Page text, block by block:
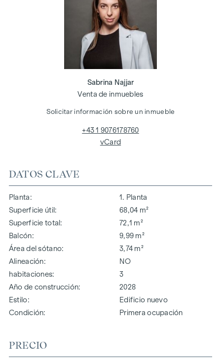
DATOS CLAVE
Planta
1. Planta
Superficie útil
68,04 m²
Superficie total
72,1 m²
Balcón
9,99 m²
Área del sótano
3,74 m²
Alineación
NO
habitaciones
3
Año de construcción
2028
Estilo
Edificio nuevo
Condición
Primera ocupación
PRECIO
Sabrina Najjar
Venta de inmuebles
Solicitar información sobre un inmueble
+43 1 9076178760
vCard